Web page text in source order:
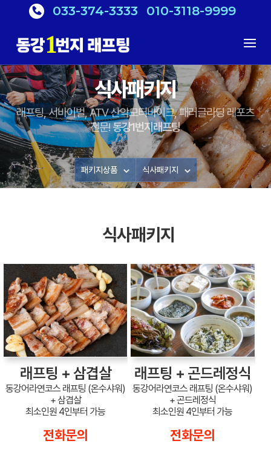
033-374-3333 010-3118-9999
식사패키지
래프팅, 서바이벌, ATV 산악모터바이크, 패러글라딩 레포츠
전문!동강1번지래프팅
패키지상품 식사패키지
식사패키지
래프팅 + 삼겹살
동강어라연코스 래프팅 (온수샤워)
+ 삼겹살
최소인원 4인부터 가능
전화문의
래프팅 + 곤드레정식
동강어라연코스 래프팅 (온수샤워)
+ 곤드레정식
최소인원 4인부터 가능
전화문의